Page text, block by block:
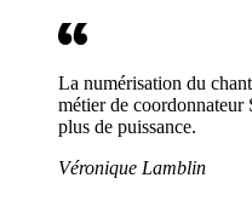
La numérisation du
métier de coordonnateur
plus de puissance.
Véronique Lamblin